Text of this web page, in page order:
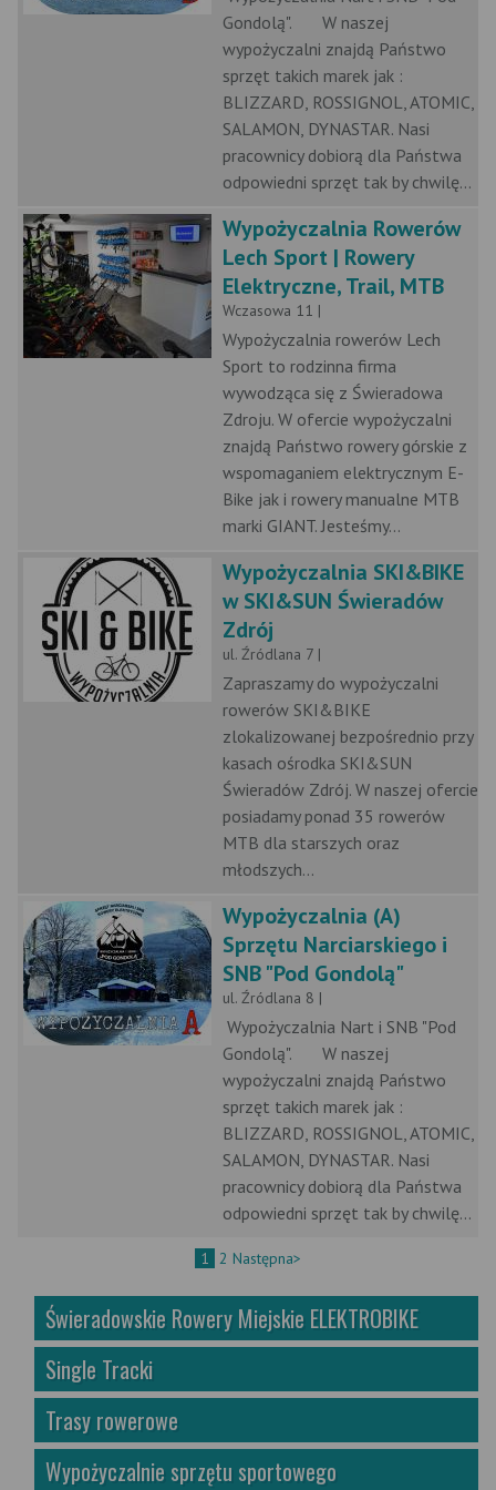
Gondolą". W naszej
wypożyczalni znajdą Państwo
sprzęt takich marek jak :
BLIZZARD, ROSSIGNOL, ATOMIC,
SALAMON, DYNASTAR. Nasi
pracownicy dobiorą dla Państwa
odpowiedni sprzęt tak by chwilę...
Wypożyczalnia Rowerów
Lech Sport | Rowery
Elektryczne, Trail, MTB
Wczasowa 11 |
Wypożyczalnia rowerów Lech
Sport to rodzinna firma
wywodząca się z Świeradowa
Zdroju. W ofercie wypożyczalni
znajdą Państwo rowery górskie z
wspomaganiem elektrycznym E-
Bike jak i rowery manualne MTB
marki GIANT. Jesteśmy...
Wypożyczalnia SKI&BIKE
w SKI&SUN Świeradów
Zdrój
ul. Źródlana 7 |
Zapraszamy do wypożyczalni
rowerów SKI&BIKE
zlokalizowanej bezpośrednio przy
kasach ośrodka SKI&SUN
Świeradów Zdrój. W naszej ofercie
posiadamy ponad 35 rowerów
MTB dla starszych oraz
młodszych...
Wypożyczalnia (A)
Sprzętu Narciarskiego i
SNB "Pod Gondolą"
ul. Źródlana 8 |
Wypożyczalnia Nart i SNB "Pod
Gondolą". W naszej
wypożyczalni znajdą Państwo
sprzęt takich marek jak :
BLIZZARD, ROSSIGNOL, ATOMIC,
SALAMON, DYNASTAR. Nasi
pracownicy dobiorą dla Państwa
odpowiedni sprzęt tak by chwilę...
1 2 Następna>
Świeradowskie Rowery Miejskie ELEKTROBIKE
Single Tracki
Trasy rowerowe
Wypożyczalnie sprzętu sportowego